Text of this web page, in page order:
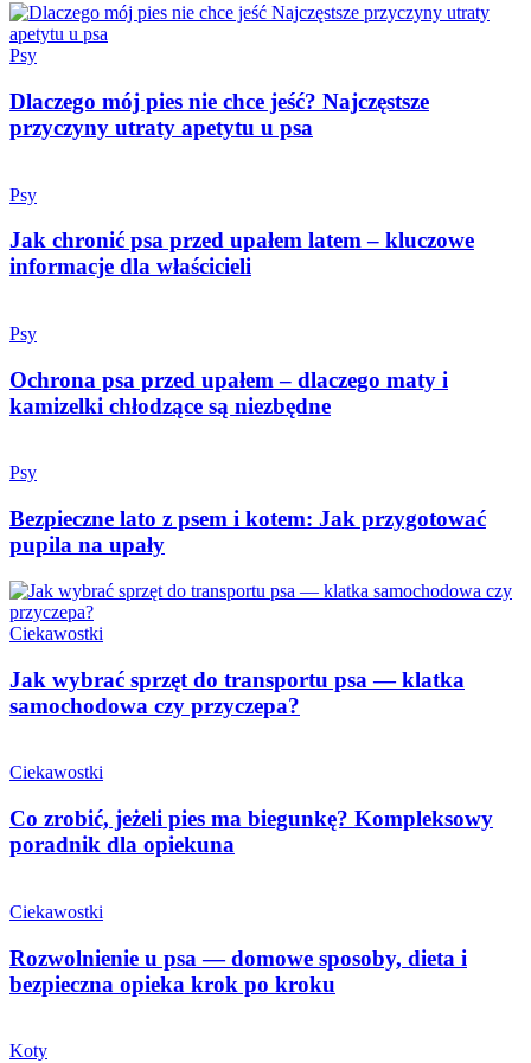
Psy
Dlaczego mój pies nie chce jeść? Najczęstsze
przyczyny utraty apetytu u psa
Psy
Jak chronić psa przed upałem latem – kluczowe
informacje dla właścicieli
Psy
Ochrona psa przed upałem – dlaczego maty i
kamizelki chłodzące są niezbędne
Psy
Bezpieczne lato z psem i kotem: Jak przygotować
pupila na upały
Ciekawostki
Jak wybrać sprzęt do transportu psa — klatka
samochodowa czy przyczepa?
Ciekawostki
Co zrobić, jeżeli pies ma biegunkę? Kompleksowy
poradnik dla opiekuna
Ciekawostki
Rozwolnienie u psa — domowe sposoby, dieta i
bezpieczna opieka krok po kroku
Koty